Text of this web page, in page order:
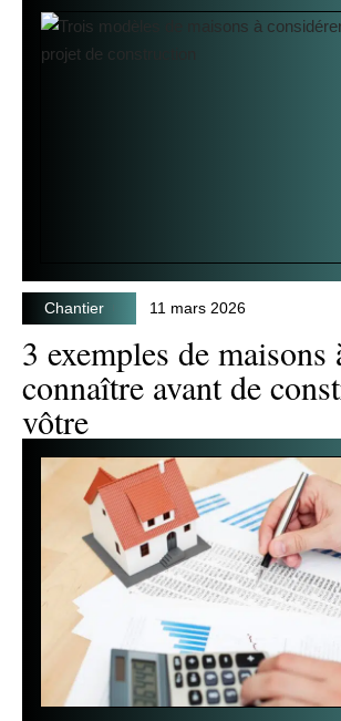
Chantier 11 mars 2026
3 exemples de maisons
connaître avant de
vôtre